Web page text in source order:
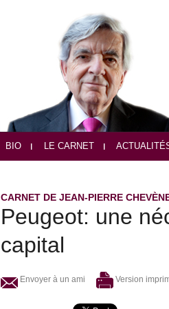
BIO LE CARNET
CARNET DE JEAN-PIERRE
Peugeot: une
capital
Envoyer à un ami Version